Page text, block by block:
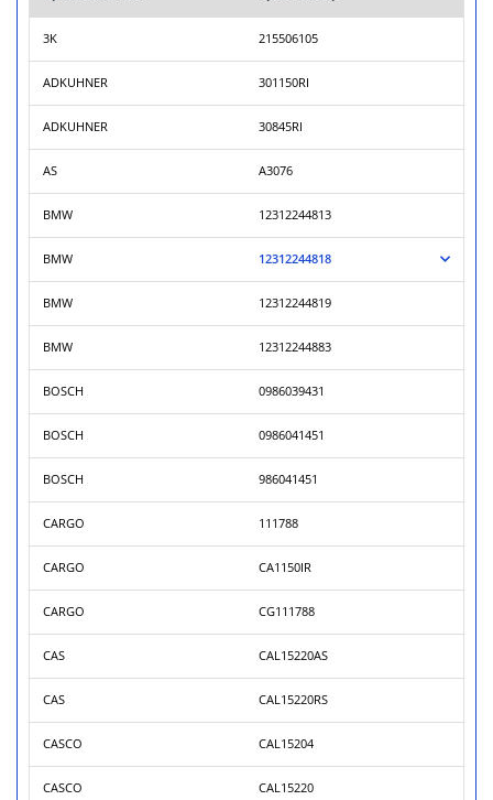
3K 215506105
ADKUHNER 301150RI
ADKUHNER 30845RI
AS A3076
BMW 12312244813
BMW 12312244818
BMW 12312244819
BMW 12312244883
BOSCH 0986039431
BOSCH 0986041451
BOSCH 986041451
CARGO 111788
CARGO CA1150IR
CARGO CG111788
CAS CAL15220AS
CAS CAL15220RS
CASCO CAL15204
CASCO CAL15220